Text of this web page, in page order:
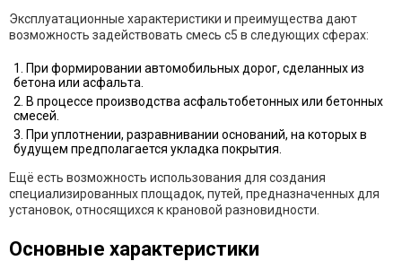
Эксплуатационные характеристики и преимущества дают
возможность задействовать смесь с5 в следующих сферах:
При формировании автомобильных дорог, сделанных из
бетона или асфальта.
В процессе производства асфальтобетонных или бетонных
смесей.
При уплотнении, разравнивании оснований, на которых в
будущем предполагается укладка покрытия.
Ещё есть возможность использования для создания
специализированных площадок, путей, предназначенных для
установок, относящихся к крановой разновидности.
Основные характеристики